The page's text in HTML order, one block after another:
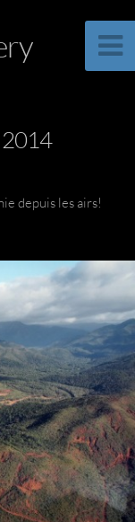
depuis les airs!